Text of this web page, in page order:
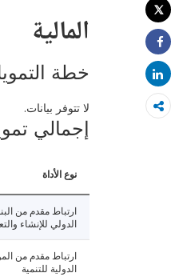
طباعة
Tweet
Share
Share
المالية
خطة
لا تتوفر بيانات.
إجمالي
نوع الأداة
ارتباط مقدم من
الدولي للإنشاء
ارتباط مقدم من
الدولية للتنمية